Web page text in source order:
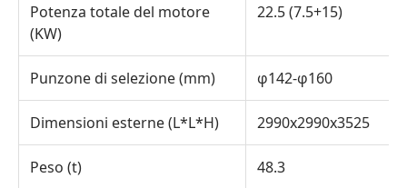
Potenza totale del motore
(KW)
22.5 (7.5+15)
Punzone di selezione (mm) φ142-φ160
Dimensioni esterne (L*L*H) 2990x2990x3525
Peso (t) 48.3